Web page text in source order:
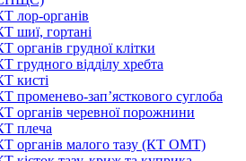
лор-органів
шиї, гортані
органів грудної клітки
грудного відділу хребта
кисті
променево-зап’ясткового суглоба
органів черевної порожнини
плеча
органів малого тазу (КТ ОМТ)